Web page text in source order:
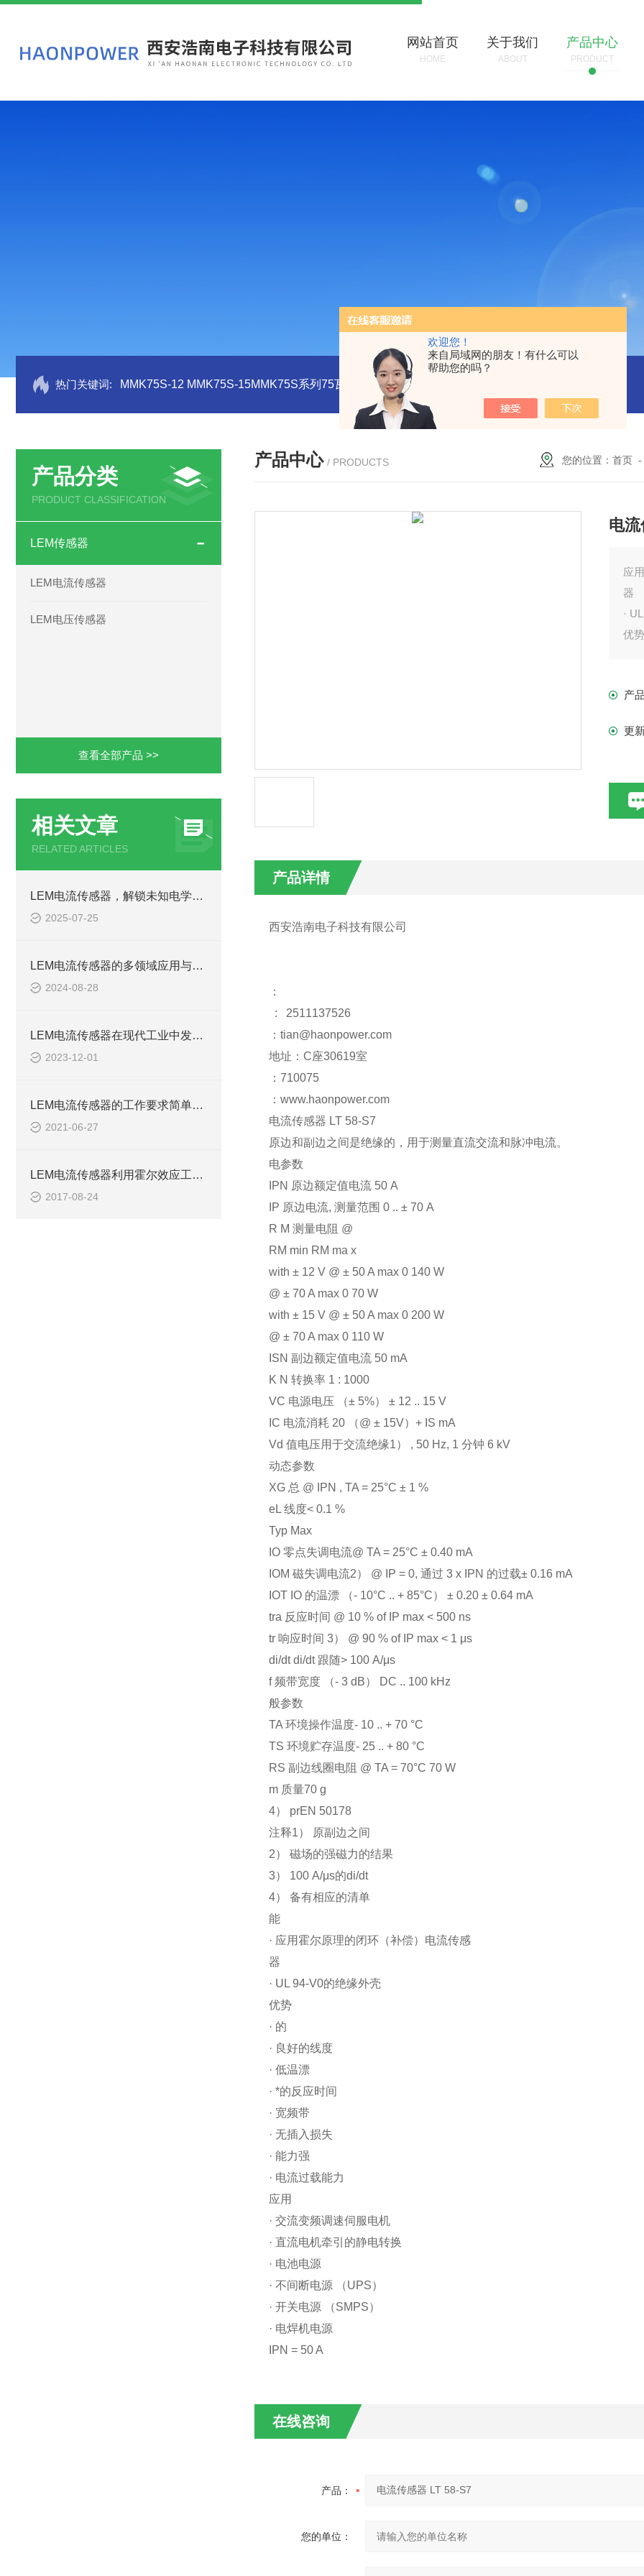
欢迎您！
来自局域网的朋友！有什么可以
帮助您的吗？
网站首页
HOME
关于我们
ABOUT
产品中心
PRODUCT
热门关键词: MMK75S-12 MMK75S-15MMK75S系列75瓦稳压电源MMK75S-24 MMK150S-15 MMK150S-5150W
产品分类
PRODUCT CLASSIFICATION
LEM传感器
LEM电流传感器
LEM电压传感器
查看全部产品 >>
相关文章
RELATED ARTICLES
LEM电流传感器，解锁未知电学奥秘
2025-07-25
LEM电流传感器的多领域应用与市场新动向
2024-08-28
LEM电流传感器在现代工业中发挥着重要作用
2023-12-01
LEM电流传感器的工作要求简单了解一下
2021-06-27
LEM电流传感器利用霍尔效应工作产生故障原因情况
2017-08-24
产品中心 / PRODUCTS 您的位置： 首页 -
电
应
器
·
优势
·
· 宽
·
·
应
产
更
产品详情
西安浩南电子科技有限公司
：
: 2511137526
：tian@haonpower.com
地址：C座30619室
：710075
：www.haonpower.com
电流传感器 LT 58-S7
原边和副边之间是绝缘的，用于测量直流交流和脉冲电流。
电参数
IPN 原边额定值电流 50 A
IP 原边电流, 测量范围 0 .. ± 70 A
R M 测量电阻 @
RM min RM ma x
with ± 12 V @ ± 50 A max 0 140 W
@ ± 70 A max 0 70 W
with ± 15 V @ ± 50 A max 0 200 W
@ ± 70 A max 0 110 W
ISN 副边额定值电流 50 mA
K N 转换率 1 : 1000
VC 电源电压 （± 5%） ± 12 .. 15 V
IC 电流消耗 20 （@ ± 15V）+ IS mA
Vd 值电压用于交流绝缘1） , 50 Hz, 1 分钟 6 kV
动态参数
XG 总 @ IPN , TA = 25°C ± 1 %
eL 线度< 0.1 %
Typ Max
IO 零点失调电流@ TA = 25°C ± 0.40 mA
IOM 磁失调电流2） @ IP = 0, 通过 3 x IPN 的过载± 0.16 mA
IOT IO 的温漂 （- 10°C .. + 85°C） ± 0.20 ± 0.64 mA
tra 反应时间 @ 10 % of IP max < 500 ns
tr 响应时间 3） @ 90 % of IP max < 1 μs
di/dt di/dt 跟随> 100 A/μs
f 频带宽度 （- 3 dB） DC .. 100 kHz
般参数
TA 环境操作温度- 10 .. + 70 °C
TS 环境贮存温度- 25 .. + 80 °C
RS 副边线圈电阻 @ TA = 70°C 70 W
m 质量70 g
4） prEN 50178
注释1） 原副边之间
2） 磁场的强磁力的结果
3） 100 A/μs的di/dt
4） 备有相应的清单
能
· 应用霍尔原理的闭环（补偿）电流传感
器
· UL 94-V0的绝缘外壳
优势
· 的
· 良好的线度
· 低温漂
· *的反应时间
· 宽频带
· 无插入损失
· 能力强
· 电流过载能力
应用
· 交流变频调速伺服电机
· 直流电机牵引的静电转换
· 电池电源
· 不间断电源 （UPS）
· 开关电源 （SMPS）
· 电焊机电源
IPN = 50 A
在线咨询
产品：
您的单位：